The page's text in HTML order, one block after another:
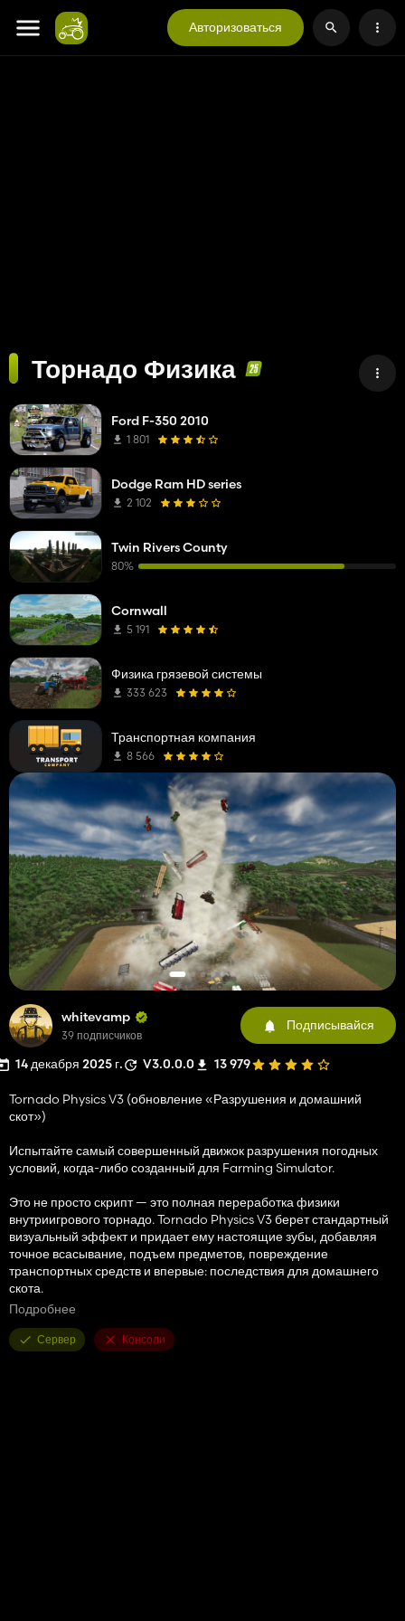
Авторизоваться
Торнадо Физика
whitevamp
39 подписчиков
Подписывайся
14 декабря 2025 г. V3.0.0.0 13 979
Tornado Physics V3 (обновление «Разрушения и домашний
скот»)
Испытайте самый совершенный движок разрушения погодных
условий, когда-либо созданный для Farming Simulator.
Это не просто скрипт — это полная переработка физики
внутриигрового торнадо. Tornado Physics V3 берет стандартный
визуальный эффект и придает ему настоящие зубы, добавляя
точное всасывание, подъем предметов, повреждение
транспортных средств и впервые: последствия для домашнего
скота.
ландшафтов с увеличением 16x, шторм теперь интеллектуально
масштабируется, рассчитывая динамическое сопротивление,
Подробнее
Сервер Консоли
Ford F-350 2010
1 801
Dodge Ram HD series
2 102
Twin Rivers County
80%
Cornwall
5 191
Физика грязевой системы
333 623
Транспортная компания
8 566